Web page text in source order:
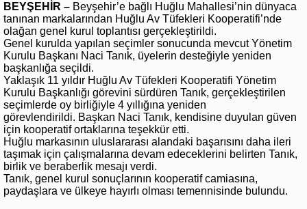
BEYŞEHİR – Beyşehir’e bağlı Huğlu Mahallesi’nin dünyaca
tanınan markalarından Huğlu Av Tüfekleri Kooperatifi’nde
olağan genel kurul toplantısı gerçekleştirildi.
Genel kurulda yapılan seçimler sonucunda mevcut Yönetim
Kurulu Başkanı Naci Tanık, üyelerin desteğiyle yeniden
başkanlığa seçildi.
Yaklaşık 11 yıldır Huğlu Av Tüfekleri Kooperatifi Yönetim
Kurulu Başkanlığı görevini sürdüren Tanık, gerçekleştirilen
seçimlerde oy birliğiyle 4 yıllığına yeniden
görevlendirildi. Başkan Naci Tanık, kendisine duyulan güven
için kooperatif ortaklarına teşekkür etti.
Huğlu markasının uluslararası alandaki başarısını daha ileri
taşımak için çalışmalarına devam edeceklerini belirten Tanık,
birlik ve beraberlik mesajı verdi.
Tanık, genel kurul sonuçlarının kooperatif camiasına,
paydaşlara ve ülkeye hayırlı olması temennisinde bulundu.